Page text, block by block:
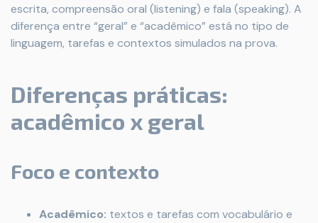
escrita, compreensão oral (listening) e fala (speaking). A
diferença entre “geral” e “acadêmico” está no tipo de
linguagem, tarefas e contextos simulados na prova.
Diferenças práticas:
acadêmico x geral
Foco e contexto
Acadêmico: textos e tarefas com vocabulário e